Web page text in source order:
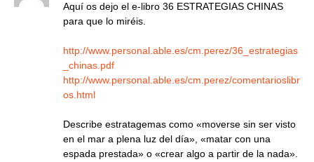
Aquí os dejo el e-libro 36 ESTRATEGIAS CHINAS
para que lo miréis.
http://www.personal.able.es/cm.perez/36_estrategias
_chinas.pdf
http://www.personal.able.es/cm.perez/comentarioslibr
os.html
Describe estratagemas como «moverse sin ser visto
en el mar a plena luz del día», «matar con una
espada prestada» o «crear algo a partir de la nada».